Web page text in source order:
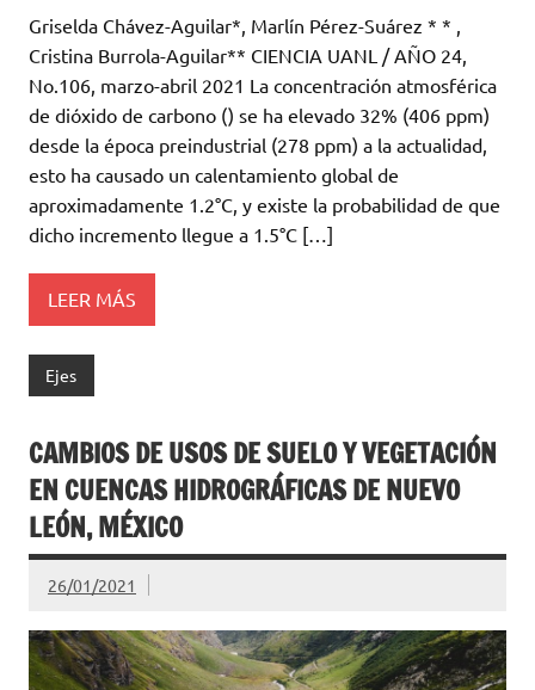
Griselda Chávez-Aguilar*, Marlín Pérez-Suárez * * ,
Cristina Burrola-Aguilar** CIENCIA UANL / AÑO 24,
No.106, marzo-abril 2021 La concentración atmosférica
de dióxido de carbono () se ha elevado 32% (406 ppm)
desde la época preindustrial (278 ppm) a la actualidad,
esto ha causado un calentamiento global de
aproximadamente 1.2°C, y existe la probabilidad de que
dicho incremento llegue a 1.5°C […]
LEER MÁS
Ejes
CAMBIOS DE USOS DE SUELO Y VEGETACIÓN
EN CUENCAS HIDROGRÁFICAS DE NUEVO
LEÓN, MÉXICO
26/01/2021